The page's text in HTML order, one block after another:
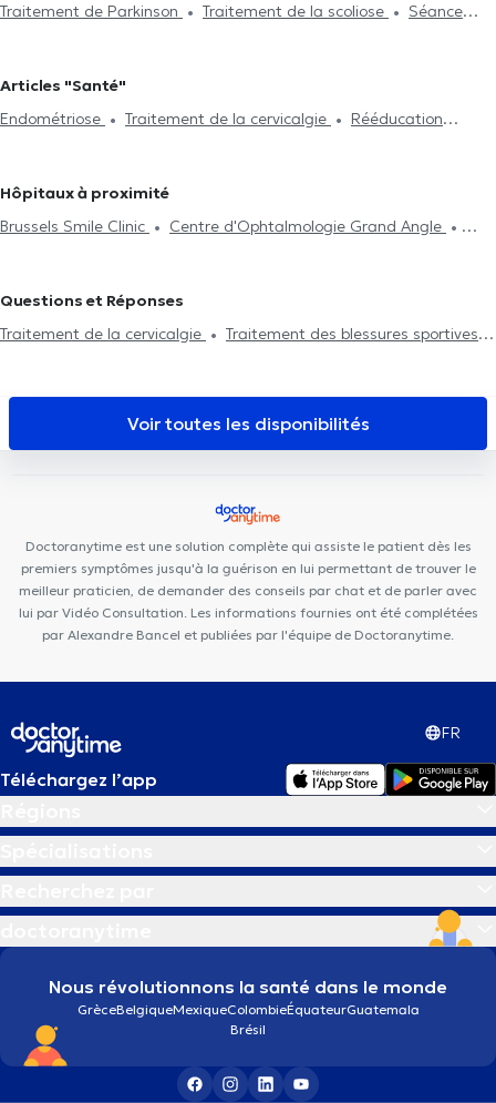
Kinésithérapeutes à Etterbeek
Kinésithérapeutes à Braine-Le-
Woluwe-Saint-Lambert
Kinésithérapeutes à Linkebeek
Kinésithérapeutes à Rhode-Saint-
Nivelles
Kinésithérapeutes à Drogenbos
Saint-Josse-Ten-Noode
Traitement de Parkinson
Traitement de la scoliose
Séance
cervicalgie
Réflexologie plantaire
Rééducation respiratoire
Rééducation abdominale
Post-
Crochetage
Problème de dos
Articles "Santé"
Endométriose
Traitement de la cervicalgie
Rééducation
Hôpitaux à proximité
Brussels Smile Clinic
Centre d'Ophtalmologie Grand Angle
Centre Mimosa Ixelles
du martin pêcheur
Cabinet Dentaire Dentalis
The Clinic
Centre médical du Vert Chasseur
Medeortho David-Lloyd
Blue
Medical Corner Uclinic Cabinet Médical Couronne
Questions et Réponses
Traitement de la cervicalgie
Traitement des blessures sportives
Voir toutes les disponibilités
Doctoranytime est une solution complète qui assiste le patient dès les
premiers symptômes jusqu'à la guérison en lui permettant de trouver le
meilleur praticien, de demander des conseils par chat et de parler avec
lui par Vidéo Consultation. Les informations fournies ont été complétées
par Alexandre Bancel et publiées par l'équipe de Doctoranytime.
FR
Téléchargez l’app
Nous révolutionnons la santé dans le monde
GrèceBelgiqueMexiqueColombieÉquateurGuatemala
Brésil